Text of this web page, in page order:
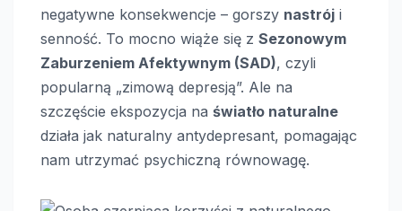
negatywne konsekwencje – gorszy nastrój i
senność. To mocno wiąże się z Sezonowym
Zaburzeniem Afektywnym (SAD), czyli
popularną „zimową depresją”. Ale na
szczęście ekspozycja na światło naturalne
działa jak naturalny antydepresant, pomagając
nam utrzymać psychiczną równowagę.